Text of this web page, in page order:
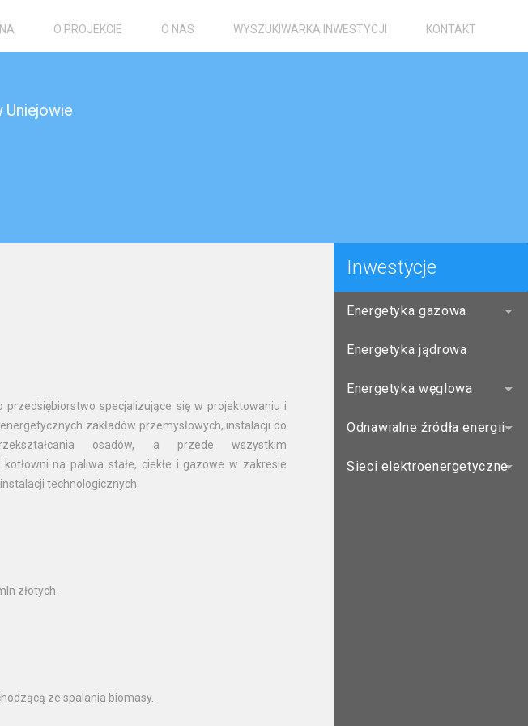
O PROJEKCIE O NAS WYSZUKIWARKA INWESTYCJI KONTAKT
Uniejowie
przedsiębiorstwo specjalizujące się w projektowaniu i
zakładów przemysłowych, instalacji do
osadów, a przede wszystkim
kotłowni na paliwa stałe, ciekłe i gazowe w zakresie
technologicznych.
złotych.
ze spalania biomasy.
Inwestycje
Energetyka gazowa
Energetyka jądrowa
Energetyka węglowa
Odnawialne źródła energii
Sieci elektroenergetyczne